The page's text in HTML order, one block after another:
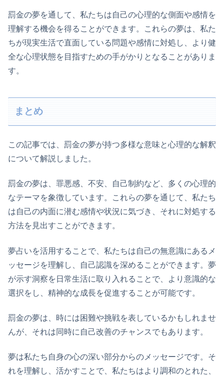
罰金の夢を通して、私たちは自己の心理的な側面や感情を
理解する機会を得ることができます。これらの夢は、私た
ちが現実生活で直面している問題や感情に対処し、より健
全な心理状態を目指すための手がかりとなることがありま
す。
まとめ
この記事では、罰金の夢が持つ多様な意味と心理的な解釈
について解説しました。
罰金の夢は、罪悪感、不安、自己制約など、多くの心理的
なテーマを象徴しています。これらの夢を通じて、私たち
は自己の内面に潜む感情や状況に気づき、それに対処する
方法を見出すことができます。
夢占いを活用することで、私たちは自己の無意識にあるメ
ッセージを理解し、自己認識を深めることができます。夢
が示す洞察を日常生活に取り入れることで、より意識的な
選択をし、精神的な成長を促進することが可能です。
罰金の夢は、時には困難や挑戦を表しているかもしれませ
んが、それは同時に自己改善のチャンスでもあります。
夢は私たち自身の心の深い部分からのメッセージです。そ
れを理解し、活かすことで、私たちはより調和のとれた、